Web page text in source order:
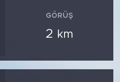
GÖRÜŞ
2 km